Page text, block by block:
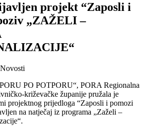
projekt “Zaposli i
„ZAŽELI –
Novosti
PO POTPORU“, PORA Regionalna
križevačke županije pružala je
projektnog prijedloga “Zaposli i pomozi
na natječaj iz programa „Zaželi –